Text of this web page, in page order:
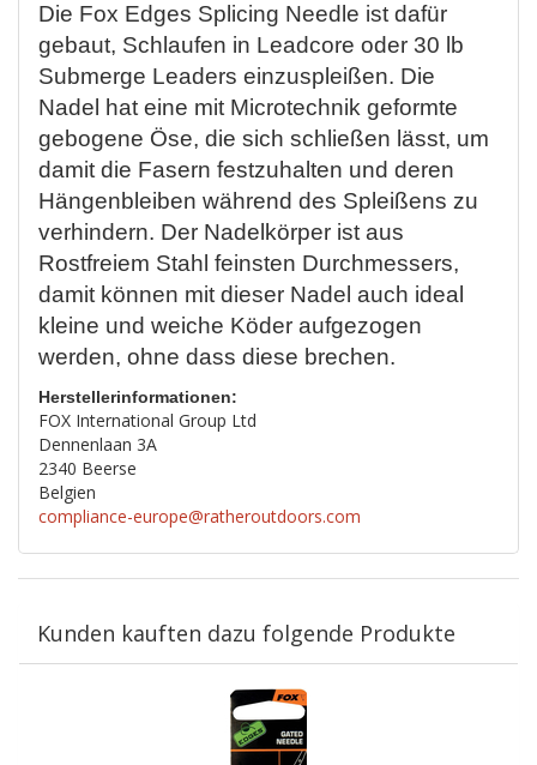
Die Fox Edges Splicing Needle ist dafür
gebaut, Schlaufen in Leadcore oder 30 lb
Submerge Leaders einzuspleißen. Die
Nadel hat eine mit Microtechnik geformte
gebogene Öse, die sich schließen lässt, um
damit die Fasern festzuhalten und deren
Hängenbleiben während des Spleißens zu
verhindern. Der Nadelkörper ist aus
Rostfreiem Stahl feinsten Durchmessers,
damit können mit dieser Nadel auch ideal
kleine und weiche Köder aufgezogen
werden, ohne dass diese brechen.
Herstellerinformationen:
FOX International Group Ltd
Dennenlaan 3A
2340 Beerse
Belgien
compliance-europe@ratheroutdoors.com
Kunden kauften dazu folgende Produkte